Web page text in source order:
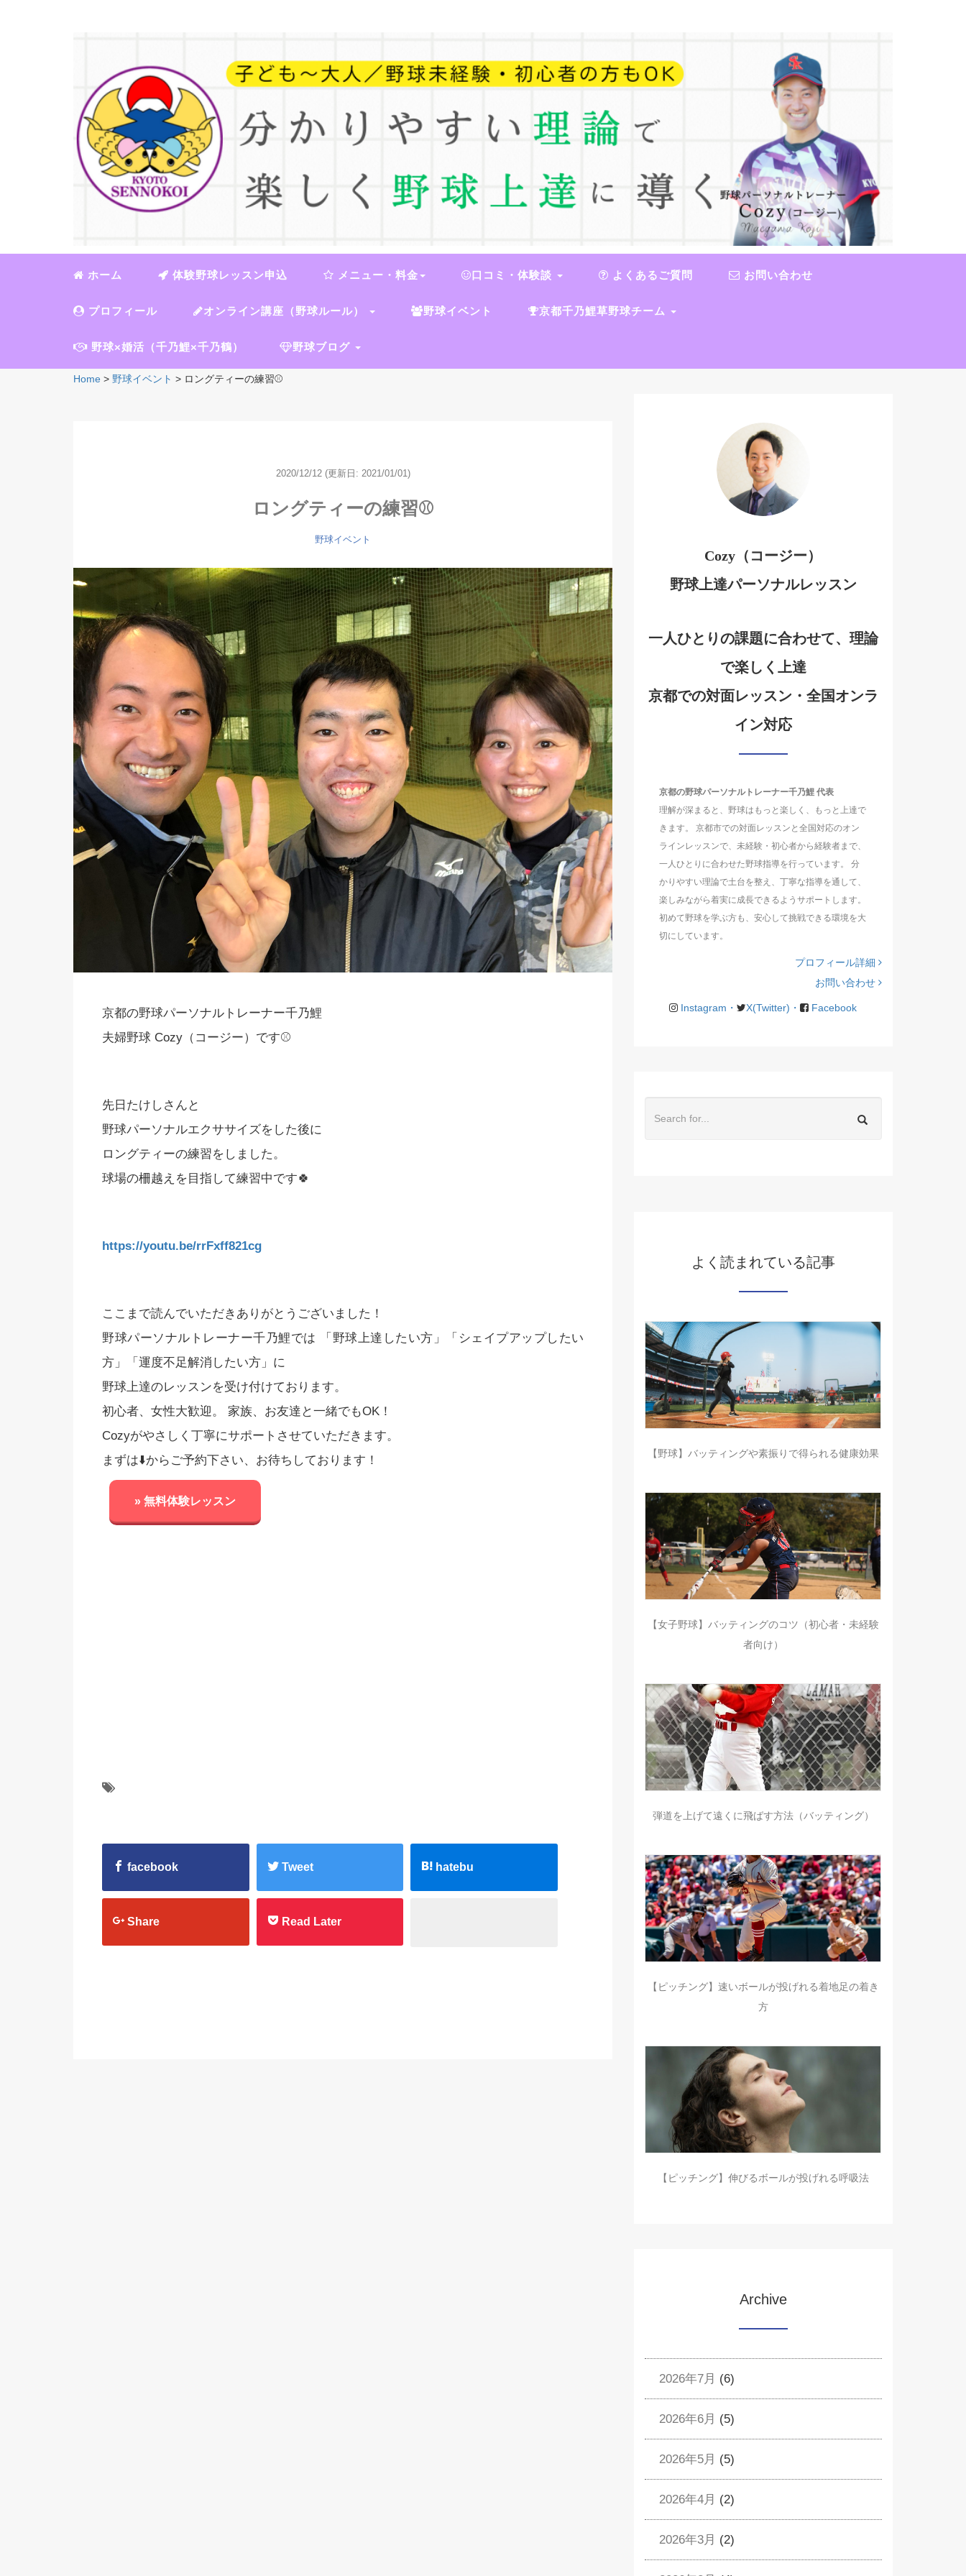
ホーム 体験野球レッスン申込 メニュー・料金 口コミ・体験談 よくあるご質問 お問い合わせ
プロフィール オンライン講座（野球ルール） 野球イベント 京都千乃鯉草野球チーム
野球×婚活（千乃鯉×千乃鶴） 野球ブログ
Home > 野球イベント > ロングティーの練習⚾️
2020/12/12 (更新日: 2021/01/01)
ロングティーの練習⚾️
野球イベント
京都の野球パーソナルトレーナー千乃鯉
夫婦野球 Cozy（コージー）です⚾️
先日たけしさんと
野球パーソナルエクササイズをした後に
ロングティーの練習をしました。
球場の柵越えを目指して練習中です🍀
https://youtu.be/rrFxff821cg
ここまで読んでいただきありがとうございました！
野球パーソナルトレーナー千乃鯉では 「野球上達したい方」「シェイプアップしたい
方」「運度不足解消したい方」に
野球上達のレッスンを受け付けております。
初心者、女性大歓迎。 家族、お友達と一緒でもOK！
Cozyがやさしく丁寧にサポートさせていただきます。
まずは⬇️からご予約下さい、お待ちしております！
» 無料体験レッスン
facebook Tweet hatebu
Share Read Later
Cozy（コージー）
野球上達パーソナルレッスン
一人ひとりの課題に合わせて、理論
で楽しく上達
京都での対面レッスン・全国オンラ
イン対応
京都の野球パーソナルトレーナー千乃鯉 代表
理解が深まると、野球はもっと楽しく、もっと上達で
きます。 京都市での対面レッスンと全国対応のオン
ラインレッスンで、未経験・初心者から経験者まで、
一人ひとりに合わせた野球指導を行っています。 分
かりやすい理論で土台を整え、丁寧な指導を通して、
楽しみながら着実に成長できるようサポートします。
初めて野球を学ぶ方も、安心して挑戦できる環境を大
切にしています。
プロフィール詳細
お問い合わせ
Instagram・ X(Twitter)・ Facebook
よく読まれている記事
【野球】バッティングや素振りで得られる健康効果
【女子野球】バッティングのコツ（初心者・未経験
者向け）
弾道を上げて遠くに飛ばす方法（バッティング）
【ピッチング】速いボールが投げれる着地足の着き
方
【ピッチング】伸びるボールが投げれる呼吸法
Archive
2026年7月 (6)
2026年6月 (5)
2026年5月 (5)
2026年4月 (2)
2026年3月 (2)